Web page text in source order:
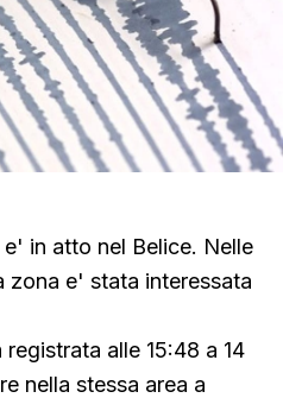
in atto nel Belice. Nelle
zona e' stata interessata
alle 15:48 a 14
nella stessa area a